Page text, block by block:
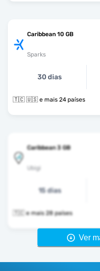
Caribbean 10 GB
Sparks
30 dias
🇹🇨 🇺🇸 e mais 24 países
Caribbean 3 GB
Ubigi
15 dias
🇹🇨 e mais 28 países
Ver